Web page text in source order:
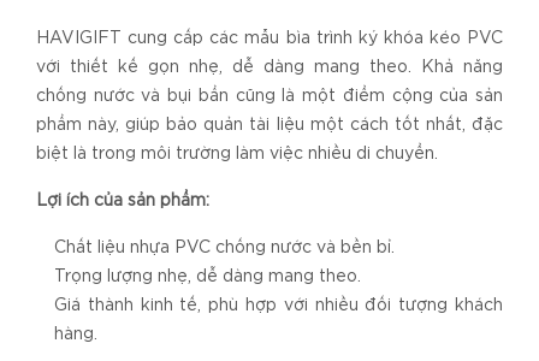
HAVIGIFT cung cấp các mẫu bìa trình ký khóa kéo PVC
với thiết kế gọn nhẹ, dễ dàng mang theo. Khả năng
chống nước và bụi bẩn cũng là một điểm cộng của sản
phẩm này, giúp bảo quản tài liệu một cách tốt nhất, đặc
biệt là trong môi trường làm việc nhiều di chuyển.
Lợi ích của sản phẩm:
Chất liệu nhựa PVC chống nước và bền bỉ.
Trọng lượng nhẹ, dễ dàng mang theo.
Giá thành kinh tế, phù hợp với nhiều đối tượng khách
hàng.